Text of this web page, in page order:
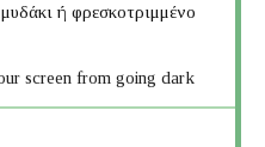
ή φρεσκοτριμμένο
screen from going dark